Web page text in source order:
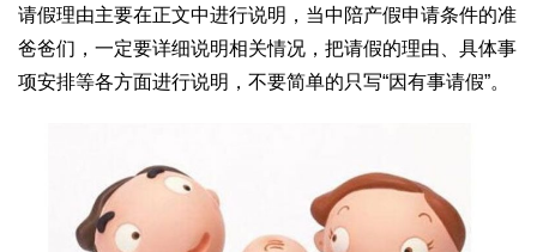
请假理由主要在正文中进行说明，当中陪产假申请条件的准
爸爸们，一定要详细说明相关情况，把请假的理由、具体事
项安排等各方面进行说明，不要简单的只写“因有事请假”。